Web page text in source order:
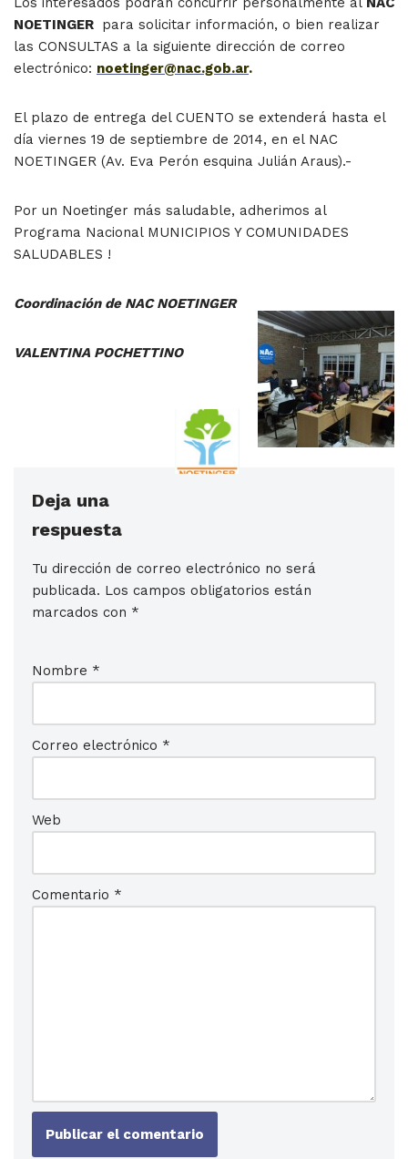
NOETINGER para solicitar información, o bien realizar
las CONSULTAS a la siguiente dirección de correo
electrónico: noetinger@nac.gob.ar.
El plazo de entrega del CUENTO se extenderá hasta el
día viernes 19 de septiembre de 2014, en el NAC
NOETINGER (Av. Eva Perón esquina Julián Araus).-
Por un Noetinger más saludable, adherimos al
Programa Nacional MUNICIPIOS Y COMUNIDADES
SALUDABLES !
Coordinación de NAC NOETINGER
VALENTINA POCHETTINO
Deja una
respuesta
Tu dirección de correo electrónico no será
publicada. Los campos obligatorios están
marcados con *
Nombre *
Correo electrónico *
Web
Comentario *